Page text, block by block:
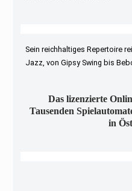
Sein reichhaltiges Repertoire
Jazz, von Gipsy Swing bis
Das lizenzierte
Tausenden
in